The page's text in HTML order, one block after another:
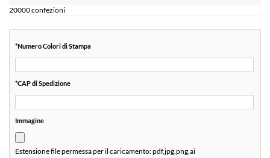
20000 confezioni
*Numero Colori di Stampa
*CAP di Spedizione
Immagine
Estensione file permessa per il caricamento:pdf,jpg,png,ai